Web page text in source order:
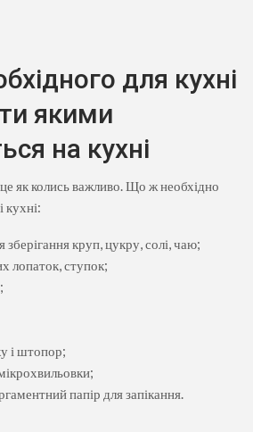
для кухні
якими
на кухні
як колись важливо. Що ж необхідно
кухні:
зберігання круп, цукру, солі, чаю;
лопаток, ступок;
і штопор;
папір для запікання.